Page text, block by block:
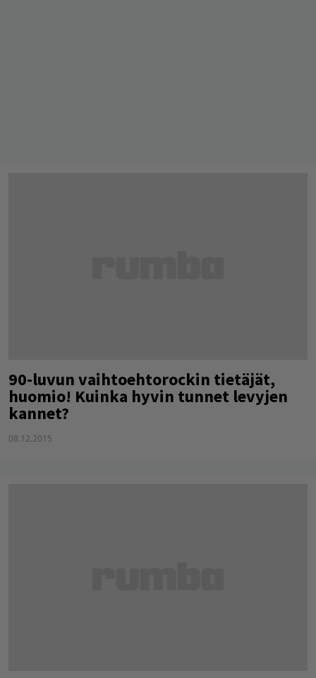
90-luvun vaihtoehtorockin tietäjät,
huomio! Kuinka hyvin tunnet levyjen
kannet?
08.12.2015